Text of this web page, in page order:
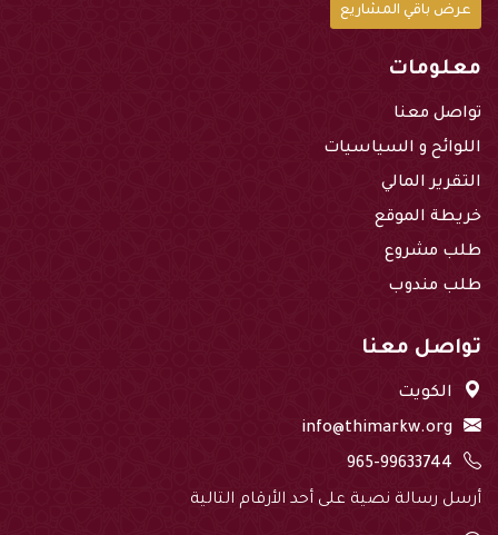
عرض باقي المشاريع
معلومات
تواصل معنا
اللوائح و السياسيات
التقرير المالي
خريطة الموقع
طلب مشروع
طلب مندوب
تواصل معنا
الكويت
info@thimarkw.org
965-99633744
أرسل رسالة نصية على أحد الأرقام التالية